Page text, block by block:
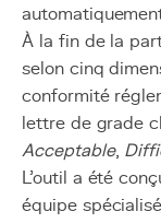
À la fin de la
selon cinq
conformité
lettre de grade
Acceptable,
L'outil a été
équipe